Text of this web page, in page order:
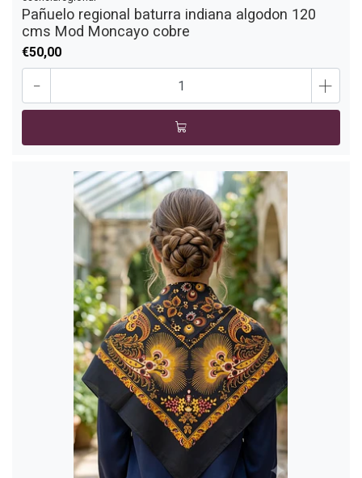
Pañuelo regional baturra indiana algodon 120
cms Mod Moncayo cobre
€50,00
- +